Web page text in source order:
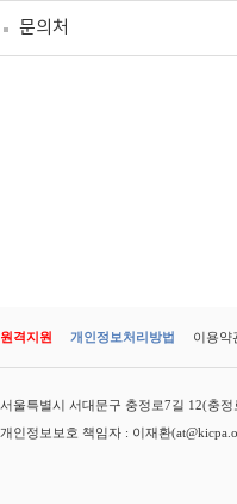
문의처
원격지원 개인정보처리방법 이용약
서울특별시 서대문구 충정로7길 12(충
개인정보보호 책임자 : 이재환